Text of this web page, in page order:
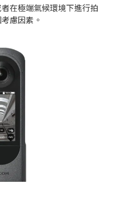
在極端氣候環境下進行拍
慮因素。